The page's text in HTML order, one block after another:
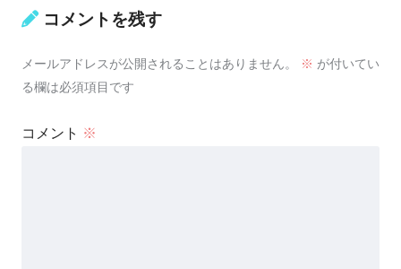
コメントを残す
メールアドレスが公開されることはありません。 ※ が付いてい
る欄は必須項目です
コメント ※